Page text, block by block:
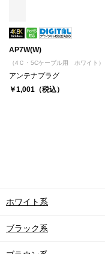
AP7W(W)
（4Ｃ・5Cケーブル用 ホワイト）
アンテナプラグ
￥1,001（税込）
ホワイト系
ブラック系